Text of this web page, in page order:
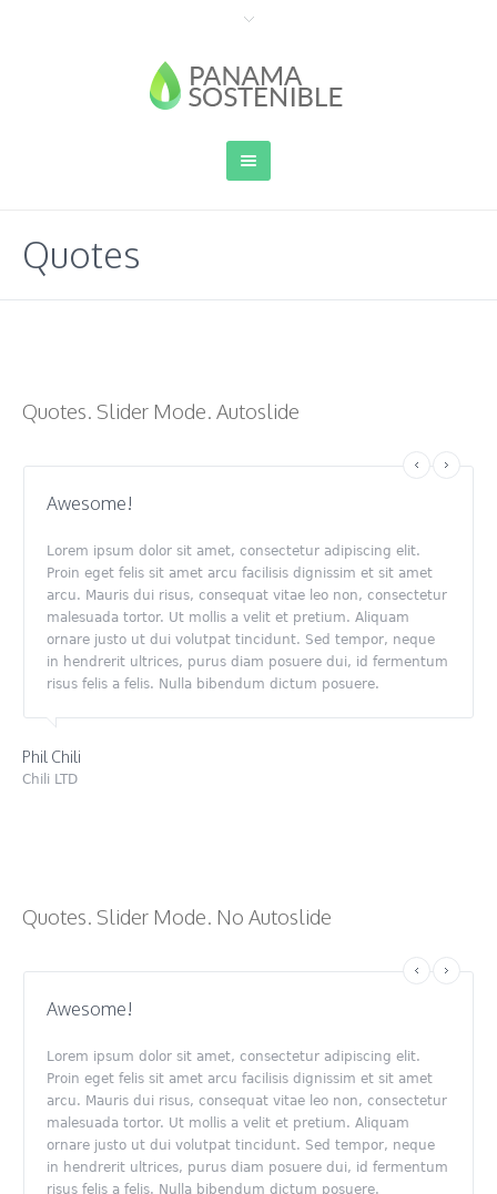
Quotes
Quotes. Slider Mode. Autoslide
Awesome!
Lorem ipsum dolor sit amet, consectetur adipiscing elit.
Proin eget felis sit amet arcu facilisis dignissim et sit amet
arcu. Mauris dui risus, consequat vitae leo non, consectetur
malesuada tortor. Ut mollis a velit et pretium. Aliquam
ornare justo ut dui volutpat tincidunt. Sed tempor, neque
in hendrerit ultrices, purus diam posuere dui, id fermentum
risus felis a felis. Nulla bibendum dictum posuere.
Phil Chili
Chili LTD
Quotes. Slider Mode. No Autoslide
Awesome!
Lorem ipsum dolor sit amet, consectetur adipiscing elit.
Proin eget felis sit amet arcu facilisis dignissim et sit amet
arcu. Mauris dui risus, consequat vitae leo non, consectetur
malesuada tortor. Ut mollis a velit et pretium. Aliquam
ornare justo ut dui volutpat tincidunt. Sed tempor, neque
in hendrerit ultrices, purus diam posuere dui, id fermentum
risus felis a felis. Nulla bibendum dictum posuere.